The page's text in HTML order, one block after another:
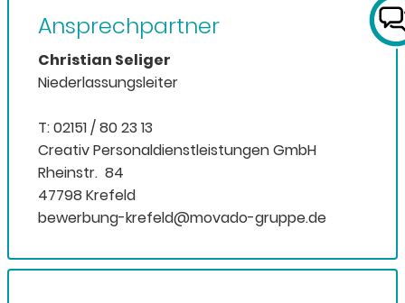
Ansprechpartner
Christian Seliger
Niederlassungsleiter
T: 02151 / 80 23 13
Creativ Personaldienstleistungen GmbH
Rheinstr. 84
47798 Krefeld
bewerbung-krefeld@movado-gruppe.de